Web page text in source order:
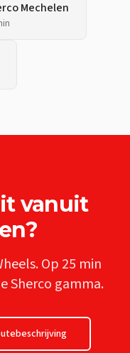
Mechelen
vanuit
?
Op 25 min
Sherco gamma.